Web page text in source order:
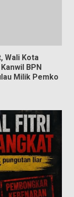
Wali Kota
BPN
Milik Pemko